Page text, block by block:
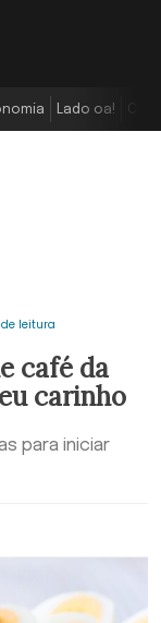
Lado oa!
leitura
café da
carinho
para iniciar